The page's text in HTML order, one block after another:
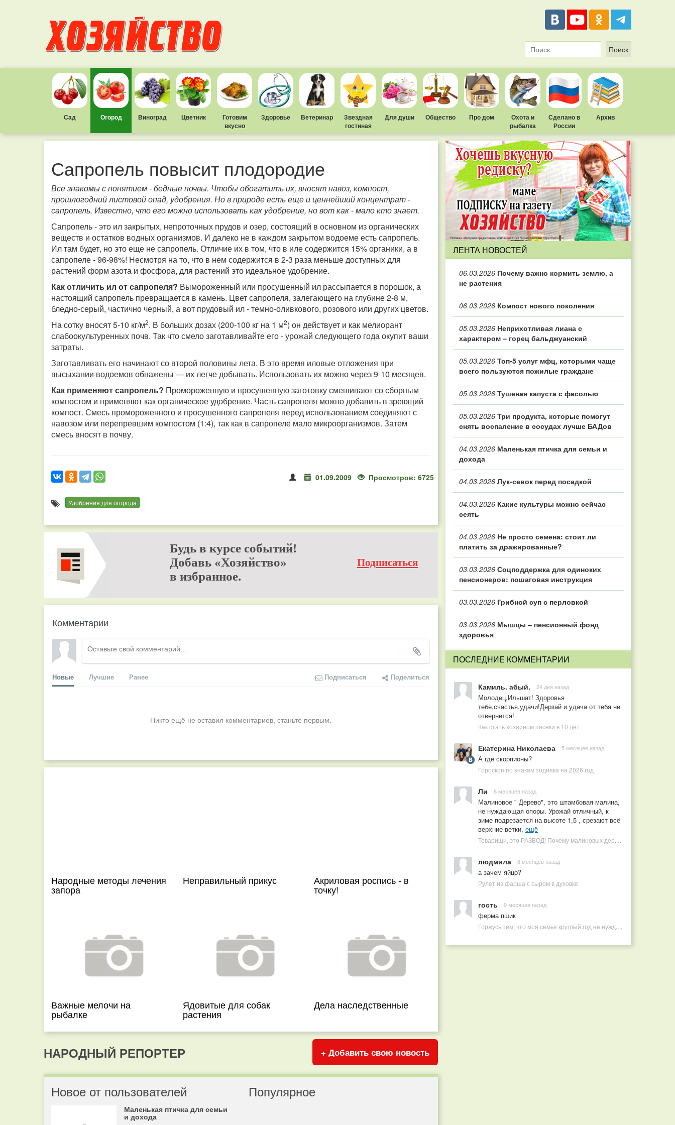
Сад Огород Виноград Цветник
Готовим
вкусно
Здоровье Ветеринар
Звездная
гостиная
Для души Общество Про дом
Охота и
рыбалка
Сделано в
России
Архив
Сапропель повысит плодородие
Все знакомы с понятием - бедные почвы. Чтобы обогатить их, вносят навоз, компост,
прошлогодний листовой опад, удобрения. Но в природе есть еще и ценнейший концентрат -
сапропель. Известно, что его можно использовать как удобрение, но вот как - мало кто знает.
Сапропель - это ил закрытых, непроточных прудов и озер, состоящий в основном из органических
веществ и остатков водных организмов. И далеко не в каждом закрытом водоеме есть сапропель.
Ил там будет, но это еще не сапропель. Отличие их в том, что в иле содержится 15% органики, а в
сапропеле - 96-98%! Несмотря на то, что в нем содержится в 2-3 раза меньше доступных для
растений форм азота и фосфора, для растений это идеальное удобрение.
Как отличить ил от сапропеля? Вымороженный или просушенный ил рассыпается в порошок, а
настоящий сапропель превращается в камень. Цвет сапропеля, залегающего на глубине 2-8 м,
бледно-серый, частично черный, а вот прудовый ил - темно-оливкового, розового или других цветов.
На сотку вносят 5-10 кг/м2. В больших дозах (200-100 кг на 1 м2) он действует и как мелиорант
слабоокультуренных почв. Так что смело заготавливайте его - урожай следующего года окупит ваши
затраты.
Заготавливать его начинают со второй половины лета. В это время иловые отложения при
высыхании водоемов обнажены — их легче добывать. Использовать их можно через 9-10 месяцев.
Как применяют сапропель? Промороженную и просушенную заготовку смешивают со сборным
компостом и применяют как органическое удобрение. Часть сапропеля можно добавить в зреющий
компост. Смесь промороженного и просушенного сапропеля перед использованием соединяют с
навозом или перепревшим компостом (1:4), так как в сапропеле мало микроорганизмов. Затем
смесь вносят в почву.
01.09.2009 Просмотров: 6725
Удобрения для огорода
Будь в курсе событий!
Добавь «Хозяйство»
в избранное.
Подписаться
Комментарии
Новые Лучшие Ранее Подписаться Поделиться
Никто ещё не оставил комментариев, станьте первым.
Народные методы лечения
запора
Неправильный прикус Акриловая роспись - в
точку!
Важные мелочи на
рыбалке
Ядовитые для собак
растения
Дела наследственные
НАРОДНЫЙ РЕПОРТЕР + Добавить свою новость
Новое от пользователей
Маленькая птичка для семьи
и дохода
Популярное
ЛЕНТА НОВОСТЕЙ
06.03.2026 Почему важно кормить землю, а
не растения
06.03.2026 Компост нового поколения
05.03.2026 Неприхотливая лиана с
характером – горец бальджуанский
05.03.2026 Топ‑5 услуг мфц, которыми чаще
всего пользуются пожилые граждане
05.03.2026 Тушеная капуста с фасолью
05.03.2026 Три продукта, которые помогут
снять воспаление в сосудах лучше БАДов
04.03.2026 Маленькая птичка для семьи и
дохода
04.03.2026 Лук-севок перед посадкой
04.03.2026 Какие культуры можно сейчас
сеять
04.03.2026 Не просто семена: стоит ли
платить за дражированные?
03.03.2026 Соцподдержка для одиноких
пенсионеров: пошаговая инструкция
03.03.2026 Грибной суп с перловкой
03.03.2026 Мышцы – пенсионный фонд
здоровья
ПОСЛЕДНИЕ КОММЕНТАРИИ
Камиль. абый. 24 дня назад
Молодец,Ильшат! Здоровья
тебе,счастья,удачи!Дерзай и удача от тебя не
отвернется!
Как стать хозяином пасеки в 10 лет
Екатерина Николаева 5 месяцев назад
А где скорпионы?
Гороскоп по знакам зодиака на 2026 год
Ли 6 месяцев назад
Малиновое " Дерево", это штамбовая малина,
не нуждающая опоры. Урожай отличный, к
зиме подрезается на высоте 1,5 , срезают всё
верхние ветки, ещё
Товарищи, это РАЗВОД! Почему малиновых деревьев не бывает, или Как ушлые продавцы наживаются на мечтах садоводов
людмила 8 месяцев назад
а зачем яйцо?
Рулет из фарша с сыром в духовке
гость 9 месяцев назад
ферма пшик
Горжусь тем, что моя семья круглый год не нуждается в покупных витаминах